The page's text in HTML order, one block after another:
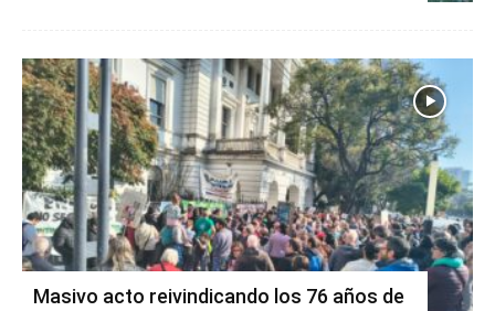
Masivo acto reivindicando los 76 años de